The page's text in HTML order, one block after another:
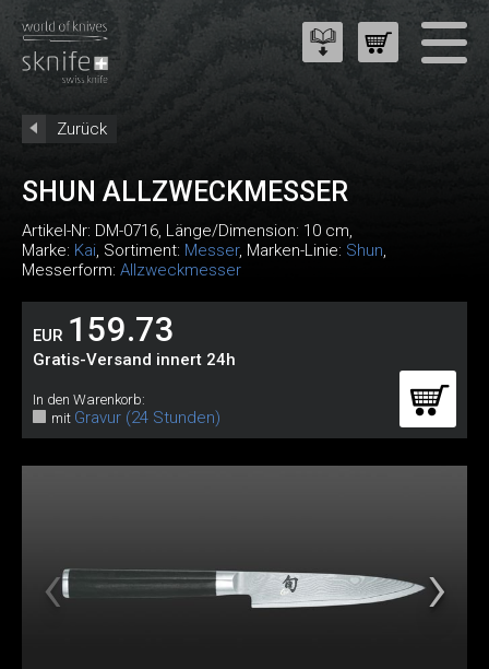
Zurück
SHUN ALLZWECKMESSER
Artikel-Nr: DM-0716, Länge/Dimension: 10 cm,
Marke: Kai, Sortiment: Messer, Marken-Linie: Shun,
Messerform: Allzweckmesser
EUR 159.73
Gratis-Versand innert 24h
In den Warenkorb:
mit Gravur (24 Stunden)